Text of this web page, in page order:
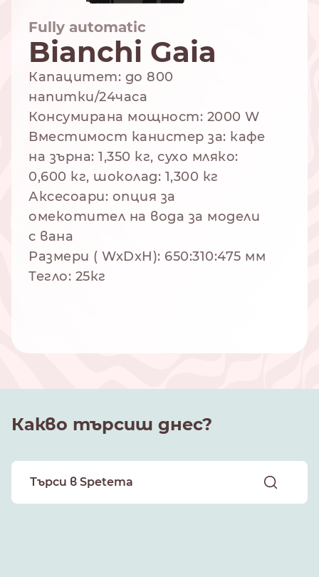
NESPRESSO
СТАНДАРТ
DOLCE GUSTO
СТАНДАРТ
Fully automatic
Bianchi Gaia
Капацитет: до 800
напитки/24часа
Консумирана мощност: 2000 W
Вместимост канистер за: кафе
на зърна: 1,350 кг, сухо мляко:
0,600 кг, шоколад: 1,300 кг
Аксесоари: опция за
омекотител на вода за модели
с вана
Размери ( WxDxH): 650:310:475 мм
Тегло: 25кг
Какво търсиш днес?